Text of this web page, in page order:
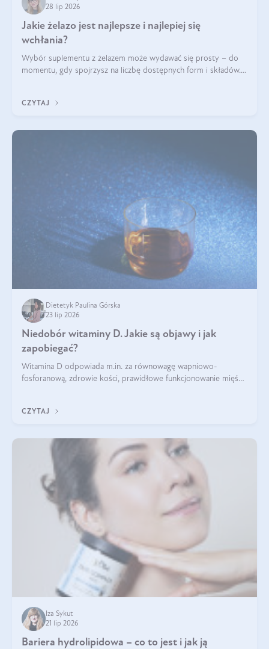
28 lip 2026
Jakie żelazo jest najlepsze i najlepiej się
wchłania?
Wybór suplementu z żelazem może wydawać się prosty – do
momentu, gdy spojrzysz na liczbę dostępnych form i składów.
zawierać suplement?
CZYTAJ
Dietetyk Paulina Górska
23 lip 2026
Niedobór witaminy D. Jakie są objawy i jak
zapobiegać?
Witamina D odpowiada m.in. za równowagę wapniowo-
fosforanową, zdrowie kości, prawidłowe funkcjonowanie mięśni
problemem.
CZYTAJ
Iza Sykut
21 lip 2026
Bariera hydrolipidowa – co to jest i jak ją